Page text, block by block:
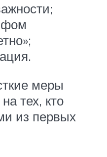
меры
тех, кто
из первых